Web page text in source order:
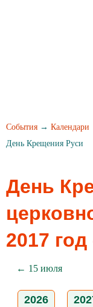
События → Календари
День Крещения Руси
День
2017
← 15 июля
2026